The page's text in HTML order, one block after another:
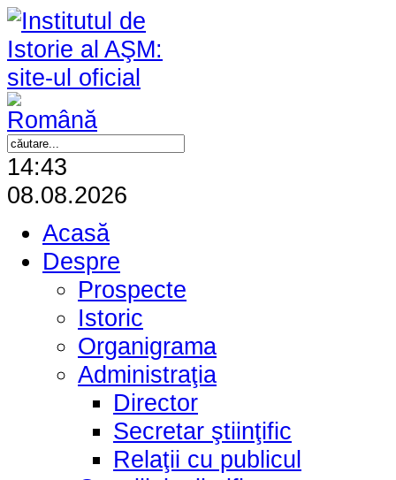
14:43
08.08.2026
Acasă
Despre
Prospecte
Istoric
Organigrama
Administraţia
Director
Secretar ştiinţific
Relaţii cu publicul